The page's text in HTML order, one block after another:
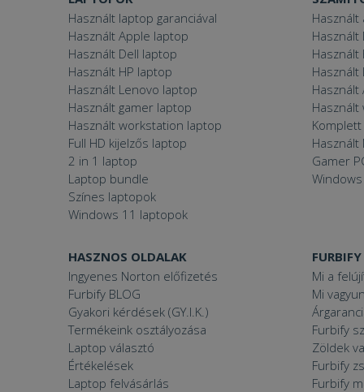
Használt laptop garanciával
Használt Apple laptop
Használt Dell laptop
Használt HP laptop
Használt Lenovo laptop
Használt gamer laptop
Használt workstation laptop
Full HD kijelzős laptop
2 in 1 laptop
Laptop bundle
Színes laptopok
Windows 11 laptopok
Használt
Használt
Használt
Használt
Használt
Használt
Használt
Gamer
HASZNOS OLDALAK
Ingyenes Norton előfizetés
Furbify BLOG
Gyakori kérdések (GY.I.K.)
Termékeink osztályozása
Laptop választó
Értékelések
Laptop felvásárlás
Mi a
Mi
Furbify
Zöldek
Furbify
Furbify
_tt_enable_cookie
prism_612475886
__Secure-
frb2023
prism_612475886